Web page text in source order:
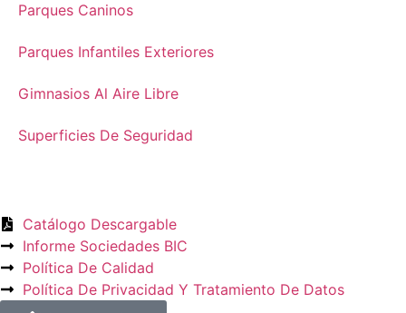
Parques Caninos
Parques Infantiles Exteriores
Gimnasios Al Aire Libre
Superficies De Seguridad
Catálogo Descargable
Informe Sociedades BIC
Política De Calidad
Política De Privacidad Y Tratamiento De Datos